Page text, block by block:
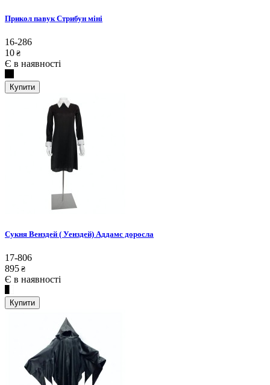
Прикол павук Стрибун міні
16-286
10 ₴
Є в наявності
Купити
Сукня Венздей ( Уенздей) Аддамс доросла
17-806
895 ₴
Є в наявності
Купити